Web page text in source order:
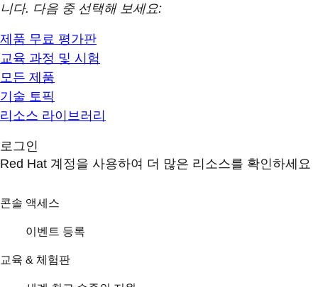
니다. 다음 중 선택해 보세요:
제품 무료 평가판
교육 과정 및 시험
모든 제품
기술 토픽
리소스 라이브러리
로그인
Red Hat 계정을 사용하여 더 많은 리소스를 확인하세요
콘솔 액세스
이벤트 등록
교육 & 체험판